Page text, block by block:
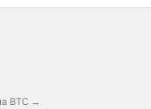
BTC →